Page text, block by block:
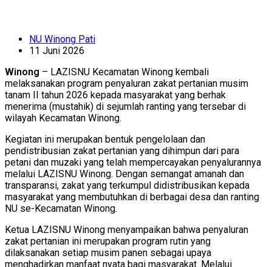
NU Winong Pati
11 Juni 2026
Winong – LAZISNU Kecamatan Winong kembali
melaksanakan program penyaluran zakat pertanian musim
tanam II tahun 2026 kepada masyarakat yang berhak
menerima (mustahik) di sejumlah ranting yang tersebar di
wilayah Kecamatan Winong.
Kegiatan ini merupakan bentuk pengelolaan dan
pendistribusian zakat pertanian yang dihimpun dari para
petani dan muzaki yang telah mempercayakan penyalurannya
melalui LAZISNU Winong. Dengan semangat amanah dan
transparansi, zakat yang terkumpul didistribusikan kepada
masyarakat yang membutuhkan di berbagai desa dan ranting
NU se-Kecamatan Winong.
Ketua LAZISNU Winong menyampaikan bahwa penyaluran
zakat pertanian ini merupakan program rutin yang
dilaksanakan setiap musim panen sebagai upaya
menghadirkan manfaat nyata bagi masyarakat. Melalui